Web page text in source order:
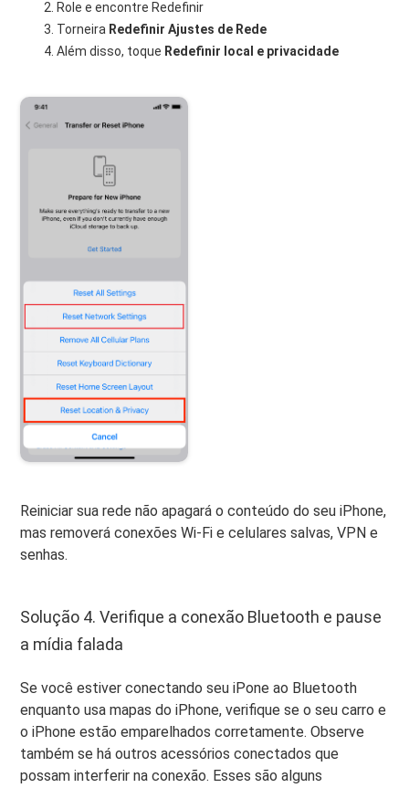
Role e encontre Redefinir
Torneira Redefinir Ajustes de Rede
Além disso, toque Redefinir local e privacidade
Reiniciar sua rede não apagará o conteúdo do seu iPhone,
mas removerá conexões Wi-Fi e celulares salvas, VPN e
senhas.
Solução 4. Verifique a conexão Bluetooth e pause
a mídia falada
Se você estiver conectando seu iPone ao Bluetooth
enquanto usa mapas do iPhone, verifique se o seu carro e
o iPhone estão emparelhados corretamente. Observe
também se há outros acessórios conectados que
possam interferir na conexão. Esses são alguns